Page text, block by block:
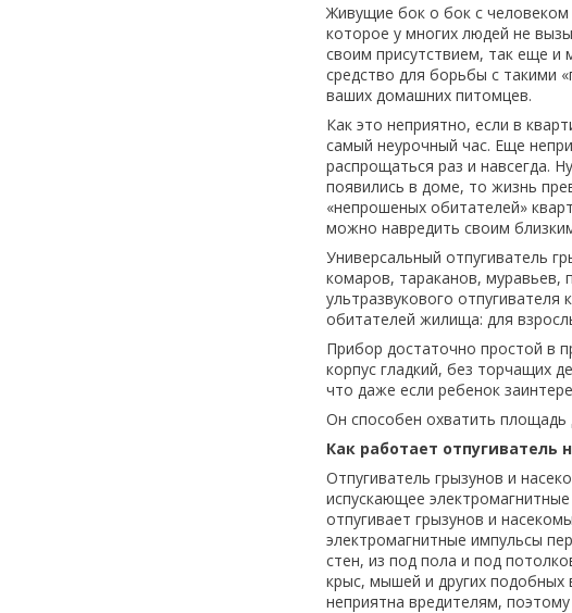
Живущие бок о бок с
которое у многих людей не
своим присутствием, так еще и
средство для борьбы с такими
ваших домашних питомцев.
Как это неприятно, если в
самый неурочный час. Еще
распрощаться раз и навсегда.
появились в доме, то жизнь
«непрошеных обитателей»
можно навредить своим
Универсальный отпугиватель
комаров, тараканов, муравьев,
ультразвукового
обитателей жилища: для
Прибор достаточно простой в
корпус гладкий, без торчащих
что даже если ребенок
Он способен охватить площадь
Как работает отпугиватель
Отпугиватель грызунов и
испускающее
отпугивает грызунов и
электромагнитные импульсы
стен, из под пола и под
крыс, мышей и других подобных
неприятна вредителям,